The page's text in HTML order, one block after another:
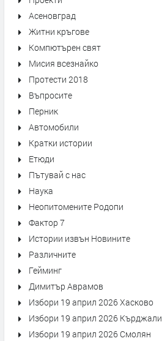
Асеновград
Житни кръгове
Компютърен свят
Мисия всезнайко
Протести 2018
Въпросите
Перник
Автомобили
Кратки истории
Етюди
Пътувай с нас
Наука
Неопитомените Родопи
Фактор 7
Истории извън Новините
Различните
Гейминг
Димитър Аврамов
Избори 19 април 2026 Хасково
Избори 19 април 2026 Кърджали
Избори 19 април 2026 Смолян